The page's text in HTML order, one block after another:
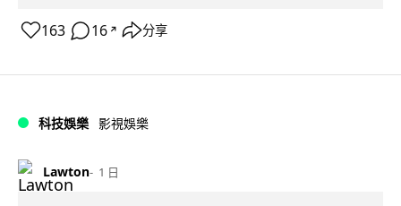
163 16 ↗ 分享
科技娛樂 影視娛樂
Lawton 1 日